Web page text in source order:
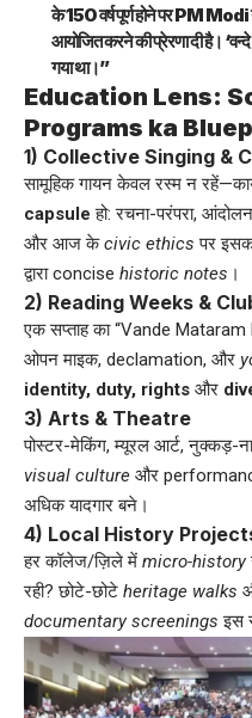
के 150 वर्ष पूर्ण होने पर PM
आयोजित करने की प्रेरणा दी है।
गया था।”
Education Lens:
Programs ka
1) Collective Singing &
सामूहिक गायन केवल रस्म न
capsule हो: रचना-परंपरा,
और आज केcivic ethics पर
द्वारा concise historic notes ।
2) Reading Weeks &
एक सप्ताह का “Vande Mataram
ओपन माइक, declamation, और
identity, duty, rights और
3) Arts & Theatre
पोस्टर-मेकिंग, म्यूरल आर्ट, नुक्कड़-
visual culture और
अधिक यादगार बने।
4) Local History
हर कॉलेज/ज़िले में micro-history
रही? छोटे-छोटे heritage walks
documentary screenings इस